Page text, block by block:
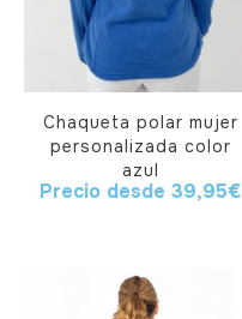
Chaqueta polar mujer
personalizada color
azul
Precio desde 39,95€